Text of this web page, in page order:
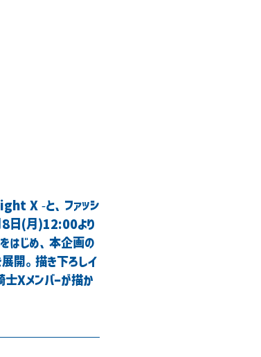
X -と、ファッシ
8日(月)12:00より
はじめ、本企画の
展開。描き下ろしイ
士Xメンバーが描か